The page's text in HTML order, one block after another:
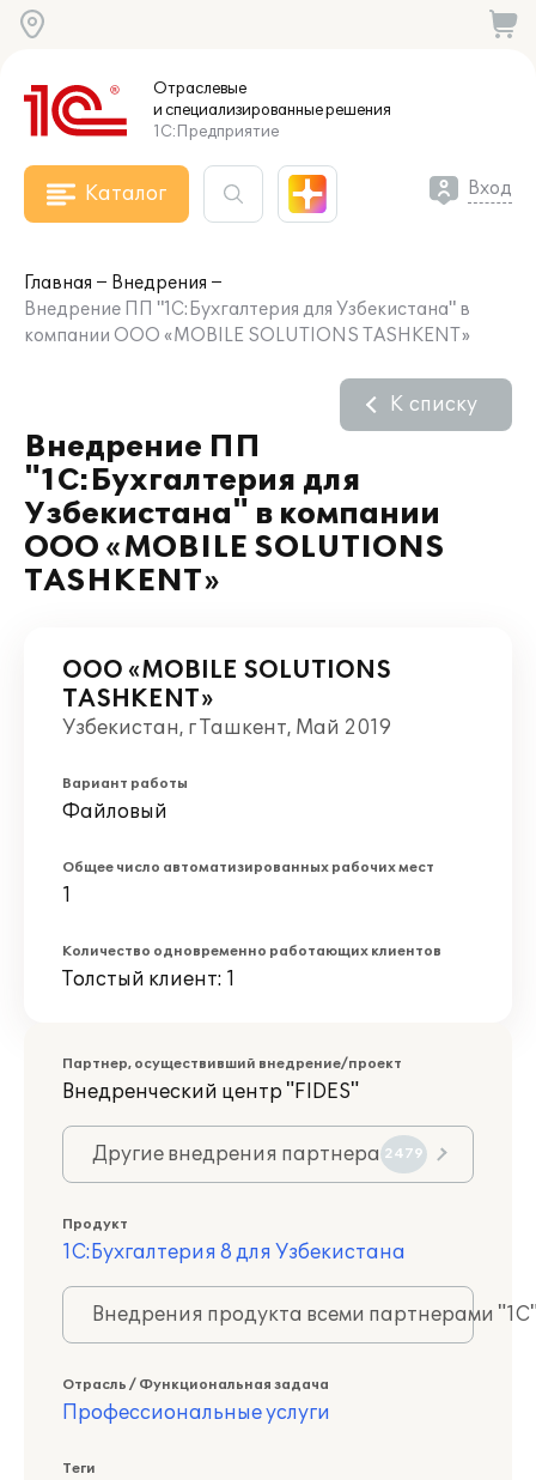
Отраслевые
и специализированныерешения
1С:Предприятие
Каталог Вход
Главная
Внедрения
Внедрение ПП "1C:Бухгалтерия для Узбекистана" в
компании ООО «MOBILE SOLUTIONS TASHKENT»
Внедрение ПП
"1C:Бухгалтерия для
Узбекистана" в компании
ООО «MOBILE SOLUTIONS
TASHKENT»
К списку
ООО «MOBILE SOLUTIONS
TASHKENT»
Узбекистан, г Ташкент, Май 2019
Вариант работы
Файловый
Общее число автоматизированных рабочих мест
1
Количество одновременно работающих клиентов
Толстый клиент: 1
Партнер, осуществивший внедрение/проект
Внедренческий центр "FIDES"
Другие внедрения партнера 2479
Продукт
1С:Бухгалтерия 8 для Узбекистана
Внедрения продукта всеми партнерами
Отрасль / Функциональная задача
Профессиональные услуги
Теги